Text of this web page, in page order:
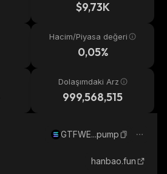
$9,73K
Hacim/Piyasa değeri
0,05%
Dolaşımdaki Arz
999,568,515
GTFWE...pump
hanbao.fun